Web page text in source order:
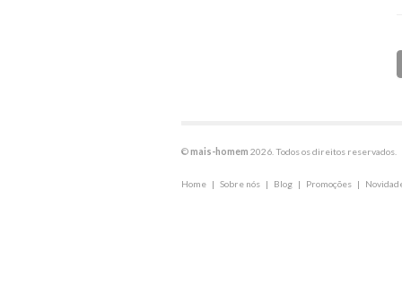
©mais-homem 2026. Todos os direitos reservados.
Home | Sobre nós | Blog | Promoções |